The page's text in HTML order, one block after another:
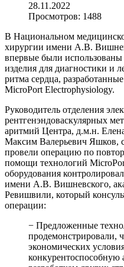
28.11.2022
Просмотров: 1488
В Национальном
хирургии имени А.В.
впервые были
изделия для диагностики и
ритма сердца,
MicroPort Electrophysiology.
Руководитель отделения
рентгенэндоваскулярных
аритмий Центра, д.м.н.
Максим Валерьевич Яшков,
провели операцию по
помощи технологий
оборудования
имени А.В. Вишневского,
Ревишвили, который
операции:
− Предложенные
продемонстрировали,
экономических
конкурентоспособную